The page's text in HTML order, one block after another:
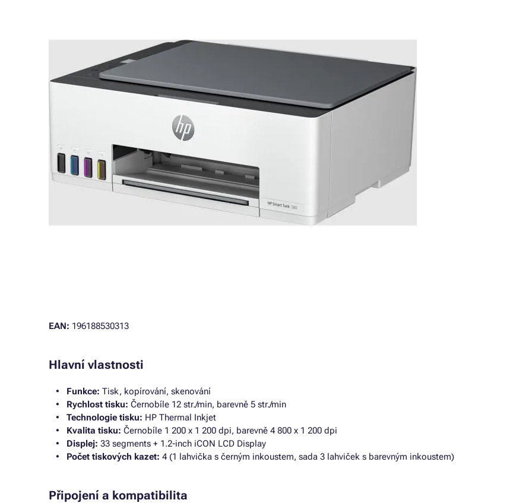
EAN: 196188530313
Hlavní vlastnosti
Funkce: Tisk, kopírování, skenování
Rychlost tisku: Černobíle 12 str./min, barevně 5 str./min
Technologie tisku: HP Thermal Inkjet
Kvalita tisku: Černobíle 1 200 x 1 200 dpi, barevně 4 800 x 1 200 dpi
Displej: 33 segments + 1.2-inch iCON LCD Display
Počet tiskových kazet: 4 (1 lahvička s černým inkoustem, sada 3 lahviček s barevným inkoustem)
Připojení a kompatibilita